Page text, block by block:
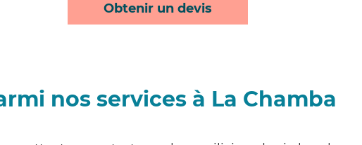
Obtenir un devis
nos services à La Chamba